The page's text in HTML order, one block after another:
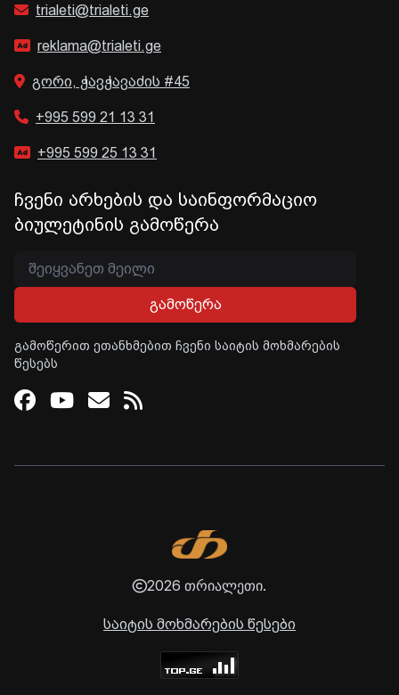
trialeti@trialeti.ge
reklama@trialeti.ge
გორი, ჭავჭავაძის #45
+995 599 21 13 31
+995 599 25 13 31
ჩვენი არხების და საინფორმაციო
ბიულეტინის გამოწერა
გამოწერა
გამოწერით ეთანხმებით ჩვენი საიტის მოხმარების
წესებს
Facebook
Youtube
Email
RSS
2026 თრიალეთი.
საიტის მოხმარების წესები